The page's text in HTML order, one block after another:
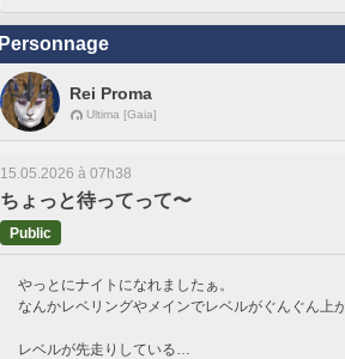
Personnage
Rei Proma
Ultima [Gaia]
15.05.2026 à 07h38
ちょっと待ってって〜
Public
やっとにナイトになれましたぁ。
なんかレベリングやメインでレベルがぐんぐん上
レベルが先走りしている…